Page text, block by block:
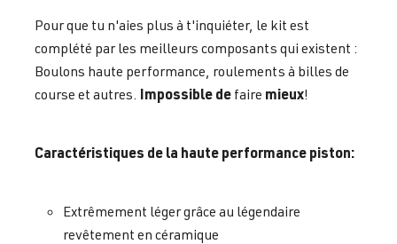
Pour que tu n'aies plus à t'inquiéter, le kit est
complété par les meilleurs composants qui existent :
Boulons haute performance, roulements à billes de
course et autres. Impossible de faire mieux!
Caractéristiques de la haute performance piston:
Extrêmement léger grâce au légendaire
revêtement en céramique